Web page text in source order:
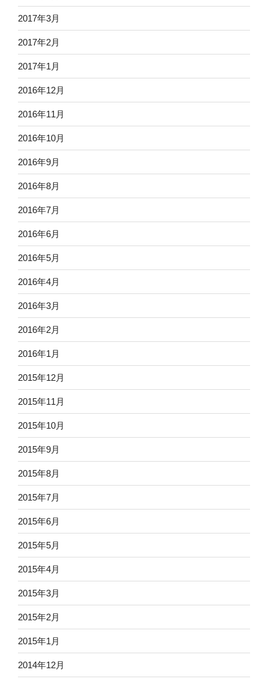
2017年3月
2017年2月
2017年1月
2016年12月
2016年11月
2016年10月
2016年9月
2016年8月
2016年7月
2016年6月
2016年5月
2016年4月
2016年3月
2016年2月
2016年1月
2015年12月
2015年11月
2015年10月
2015年9月
2015年8月
2015年7月
2015年6月
2015年5月
2015年4月
2015年3月
2015年2月
2015年1月
2014年12月